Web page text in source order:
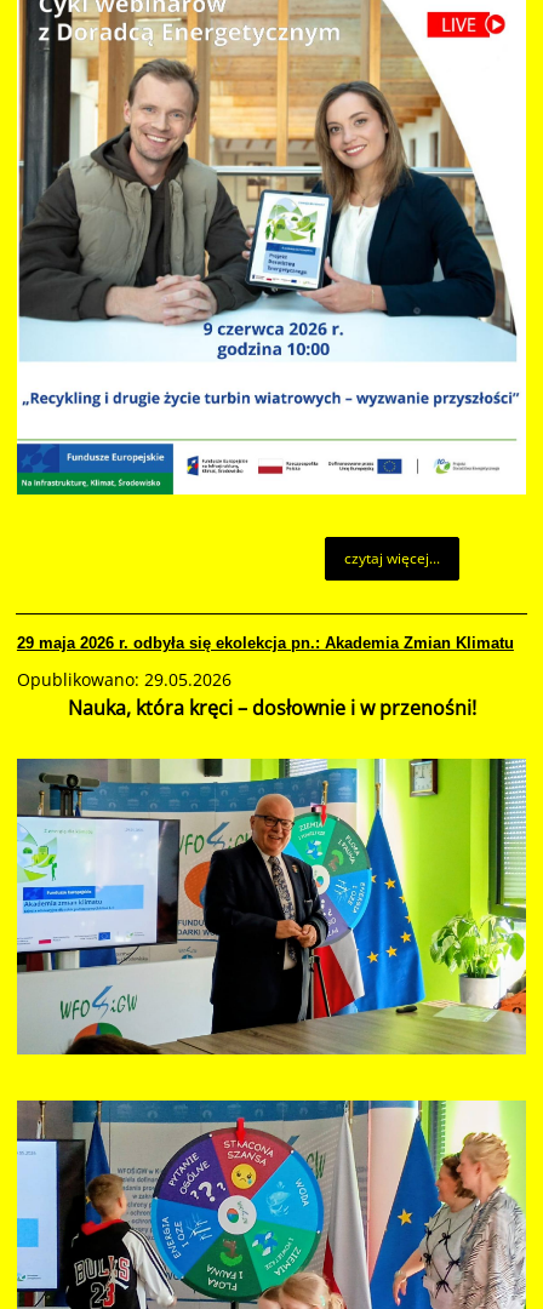
czytaj więcej...
29 maja 2026 r. odbyła się ekolekcja pn.: Akademia Zmian Klimatu
Opublikowano: 29.05.2026
Nauka, która kręci – dosłownie i w przenośni!